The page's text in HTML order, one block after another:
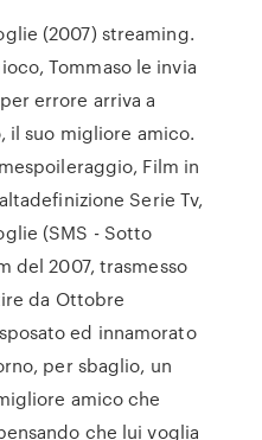
(2007) streaming.
Tommaso le invia
errore arriva a
il suo migliore amico.
Film in
Serie Tv,
(SMS - Sotto
del 2007, trasmesso
da Ottobre
ed innamorato
per sbaglio, un
amico che
che lui voglia